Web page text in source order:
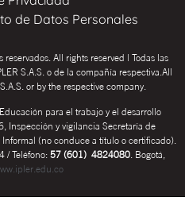
de Datos Personales
All rights reserved | Todas las
S.A.S. o de la compañía respectiva.All
or by the respective company.
para el trabajo y el desarrollo
Inspección y vigilancia Secretaría de
(no conduce a título o certificado).
/ Teléfono: 57 (601) 4824080. Bogotá,